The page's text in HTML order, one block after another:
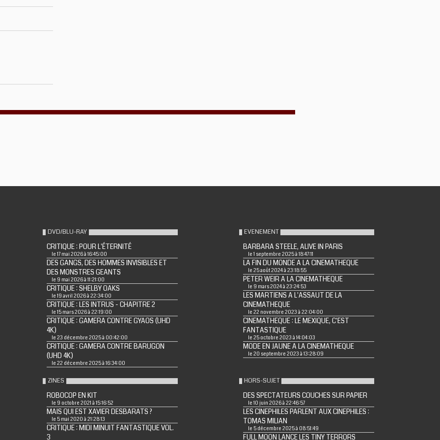
DVD/BLU-RAY
CRITIQUE : POUR L'ÉTERNITÉ
le 17 mai 2026 à 16:45:00
DES GANGS, DES HOMMES INVISIBLES ET
DES MONSTRES GEANTS
le 9 mai 2026 à 11:21:00
CRITIQUE : SHELBY OAKS
le 19 avril 2026 à 22:34:00
CRITIQUE : LES INTRUS - CHAPITRE 2
le 15 mars 2026 à 22:19:00
CRITIQUE : GAMERA CONTRE GYAOS (UHD
4K)
le 23 décembre 2025 à 00:42:00
CRITIQUE : GAMERA CONTRE BARUGON
(UHD 4K)
le 22 décembre 2025 à 16:34:00
EVENEMENT
BARBARA STEELE, ALIVE IN PARIS
le 1 septembre 2025 à 18:47:11
LA FIN DU MONDE A LA CINEMATHEQUE
le 25 août 2024 à 23:18:55
PETER WEIR A LA CINEMATHEQUE
le 9 mars 2024 à 23:24:53
LES MARTIENS A L'ASSAUT DE LA
CINEMATHEQUE
le 22 novembre 2023 à 22:04:00
CINEMATHEQUE : LE MEXIQUE, C'EST
FANTASTIQUE
le 25 octobre 2023 à 14:04:03
MODE EN JAUNE A LA CINEMATHEQUE
le 20 septembre 2023 à 13:28:09
ZINES
ROBOCOP EN KIT
le 9 octobre 2021 à 15:16:52
MAIS QUI EST XAVIER DESBARATS ?
le 5 mai 2020 à 21:28:13
CRITIQUE : MIDI MINUIT FANTASTIQUE VOL.
3
HORS-SUJET
DES SPECTATEURS COUCHES SUR PAPIER
le 10 juin 2026 à 22:46:57
LES CINEPHILES PARLENT AUX CINEPHILES :
TOMAS MILIAN
le 5 décembre 2025 à 08:51:49
FULL MOON LANCE LES TINY TERRORS